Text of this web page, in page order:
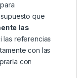
que
las
las referencias
con las
con